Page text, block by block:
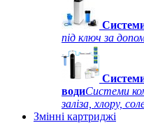
під ключ за
водиСистеми
заліза, хлору,
Змінні картриджі